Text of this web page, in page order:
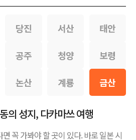
당진 서산 태안
공주 청양 보령
논산 계룡 금산
의 성지, 다카마쓰 여행
꼭 가봐야 할 곳이 있다. 바로 일본 시